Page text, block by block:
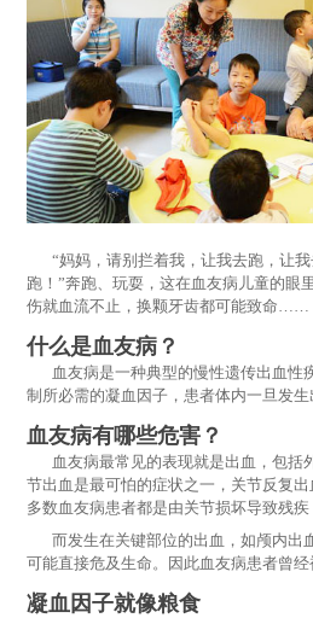
“妈妈，请别拦着我，让我去跑，让我
跑！”奔跑、玩耍，这在血友病儿童的眼
伤就血流不止，换颗牙齿都可能致命……
什么是血友病？
血友病是一种典型的慢性遗传出血性
制所必需的凝血因子，患者体内一旦发生
血友病有哪些危害？
血友病最常见的表现就是出血，包括
节出血是最可怕的症状之一，关节反复
多数血友病患者都是由关节损坏导致残疾
而发生在关键部位的出血，如颅内出
可能直接危及生命。因此血友病患者曾经
凝血因子就像粮食